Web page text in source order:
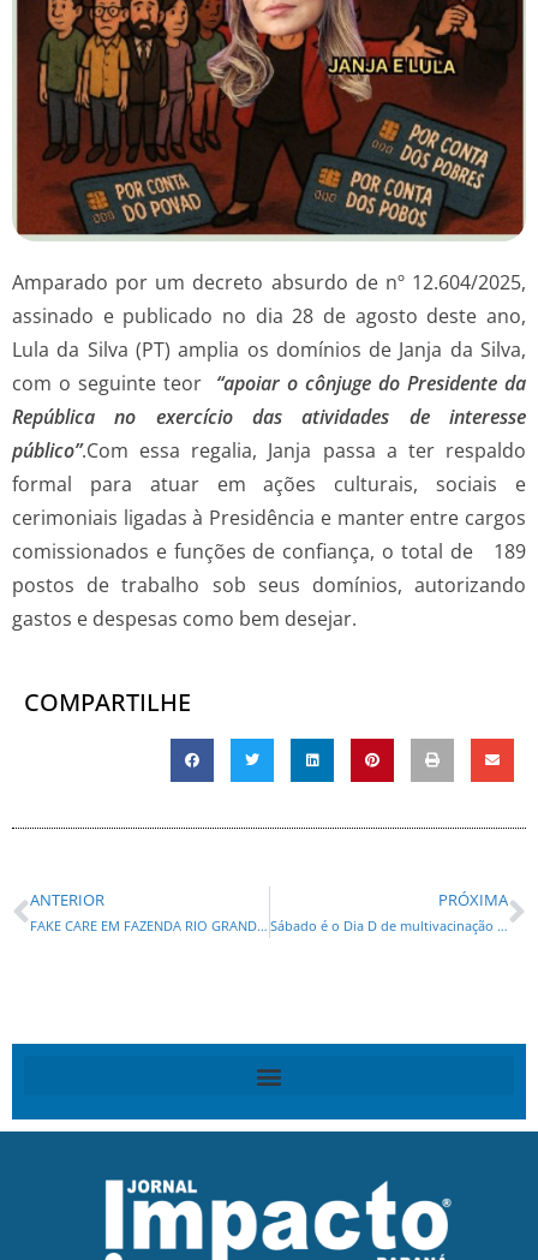
Amparado por um decreto absurdo de nº 12.604/2025,
assinado e publicado no dia 28 de agosto deste ano,
Lula da Silva (PT) amplia os domínios de Janja da Silva,
com o seguinte teor “apoiar o cônjuge do Presidente da
República no exercício das atividades de interesse
público”.Com essa regalia, Janja passa a ter respaldo
formal para atuar em ações culturais, sociais e
cerimoniais ligadas à Presidência e manter entre cargos
comissionados e funções de confiança, o total de 189
postos de trabalho sob seus domínios, autorizando
gastos e despesas como bem desejar.
COMPARTILHE
ANTERIOR
FAKE CARE EM FAZENDA RIO GRANDE! IMAGENS DE ENCONTROS REVELAM DETALHES DE MARCONDES E A TROPA NO CONDOMÍNIO
PRÓXIMA
Sábado é o Dia D de multivacinação em 19 endereços de Curitiba